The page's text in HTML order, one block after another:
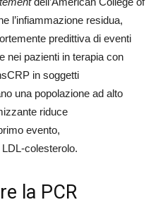
l’infiammazione residua,
predittiva di eventi
nei pazienti in terapia con
in soggetti
una popolazione ad alto
riduce
evento,
colesterolo.
la PCR